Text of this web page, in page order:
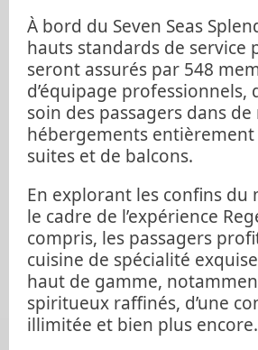
À bord du Seven Seas
hauts standards de service
seront assurés par 548
d’équipage
soin des passagers dans
hébergements entièrement
suites et de balcons.
En explorant les confins du
le cadre de l’expérience
compris, les passagers
cuisine de spécialité
haut de gamme,
spiritueux raffinés, d’une
illimitée et bien plus encore.